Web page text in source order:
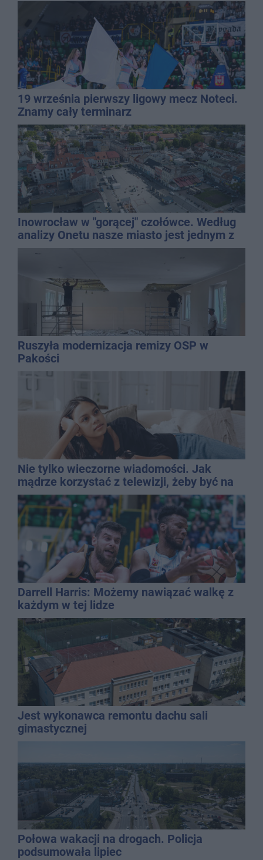
19 września pierwszy ligowy mecz Noteci.
Znamy cały terminarz
Inowrocław w "gorącej" czołówce. Według
analizy Onetu nasze miasto jest jednym z
najbardziej narażonych na upały
Ruszyła modernizacja remizy OSP w
Pakości
Nie tylko wieczorne wiadomości. Jak
mądrze korzystać z telewizji, żeby być na
bieżąco, ale nie żyć w informacyjnym
chaosie?
Darrell Harris: Możemy nawiązać walkę z
każdym w tej lidze
Jest wykonawca remontu dachu sali
gimastycznej
Połowa wakacji na drogach. Policja
podsumowała lipiec